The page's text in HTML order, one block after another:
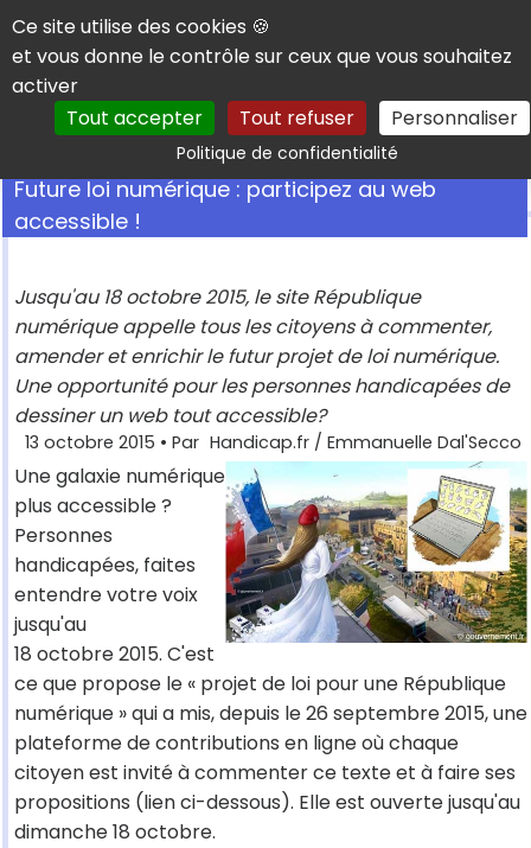
Panneau de gestion des cookies
Ce site utilise des cookies 🍪
et vous donne le contrôle sur ceux que vous souhaitez
activer
Tout accepter
Tout refuser Personnaliser
Politique de confidentialitéRechercher
Future loi numérique : participez au web
accessible !
Jusqu'au 18 octobre 2015, le site République
numérique appelle tous les citoyens à commenter,
amender et enrichir le futur projet de loi numérique.
Une opportunité pour les personnes handicapées de
dessiner un web tout accessible?
13 octobre 2015 • Par Handicap.fr / Emmanuelle Dal'Secco
Une galaxie numérique
plus accessible ?
Personnes
handicapées, faites
entendre votre voix
jusqu'au
18 octobre 2015. C'est
ce que propose le « projet de loi pour une République
numérique » qui a mis, depuis le 26 septembre 2015, une
plateforme de contributions en ligne où chaque
citoyen est invité à commenter ce texte et à faire ses
propositions (lien ci-dessous). Elle est ouverte jusqu'au
dimanche 18 octobre.